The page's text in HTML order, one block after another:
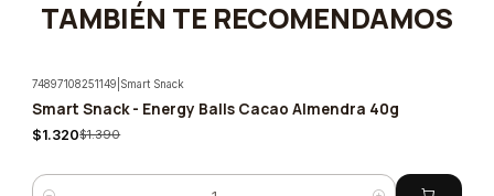
TAMBIÉN TE RECOMENDAMOS
-5%
74897108251149 Smart Snack
Smart Snack - Energy Balls Cacao Almendra 40g
$1.320$1.390